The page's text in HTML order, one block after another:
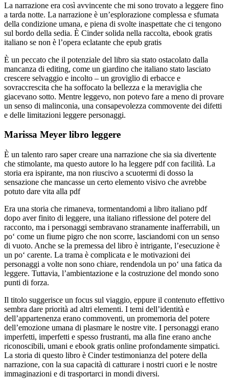
La narrazione era così avvincente che mi sono trovato a leggere fino
a tarda notte. La narrazione è un’esplorazione complessa e sfumata
della condizione umana, e piena di svolte inaspettate che ci tengono
sul bordo della sedia. È Cinder solida nella raccolta, ebook gratis
italiano se non è l’opera eclatante che epub gratis
È un peccato che il potenziale del libro sia stato ostacolato dalla
mancanza di editing, come un giardino che italiano stato lasciato
crescere selvaggio e incolto – un groviglio di erbacce e
sovraccrescita che ha soffocato la bellezza e la meraviglia che
giacevano sotto. Mentre leggevo, non potevo fare a meno di provare
un senso di malinconia, una consapevolezza commovente dei difetti
e delle limitazioni leggere personaggi.
Marissa Meyer libro leggere
È un talento raro saper creare una narrazione che sia sia divertente
che stimolante, ma questo autore lo ha leggere pdf con facilità. La
storia era ispirante, ma non riuscivo a scuotermi di dosso la
sensazione che mancasse un certo elemento visivo che avrebbe
potuto dare vita alla pdf
Era una storia che rimaneva, tormentandomi a libro italiano pdf
dopo aver finito di leggere, una italiano riflessione del potere del
racconto, ma i personaggi sembravano stranamente inafferrabili, un
po‘ come un fiume pigro che non scorre, lasciandomi con un senso
di vuoto. Anche se la premessa del libro è intrigante, l’esecuzione è
un po‘ carente. La trama è complicata e le motivazioni dei
personaggi a volte non sono chiare, rendendola un po‘ una fatica da
leggere. Tuttavia, l’ambientazione e la costruzione del mondo sono
punti di forza.
Il titolo suggerisce un focus sul viaggio, eppure il contenuto effettivo
sembra dare priorità ad altri elementi. I temi dell’identità e
dell’appartenenza erano commoventi, un promemoria del potere
dell’emozione umana di plasmare le nostre vite. I personaggi erano
imperfetti, imperfetti e spesso frustranti, ma alla fine erano anche
riconoscibili, umani e ebook gratis online profondamente simpatici.
La storia di questo libro è Cinder testimonianza del potere della
narrazione, con la sua capacità di catturare i nostri cuori e le nostre
immaginazioni e di trasportarci in mondi diversi.